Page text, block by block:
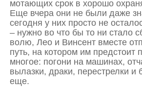
мотающих срок в хорошо
Еще вчера они не были даже
сегодня у них просто не
– нужно во что бы то ни стало
волю, Лео и Винсент вместе
путь, на котором им предстоит
многое: погони на машинах,
вылазки, драки, перестрелки и
еще.